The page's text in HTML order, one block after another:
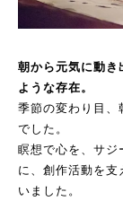
朝から元気に動き
ような存在。
季節の変わり目、
でした。
瞑想で心を、サ
に、創作活動を支
いました。